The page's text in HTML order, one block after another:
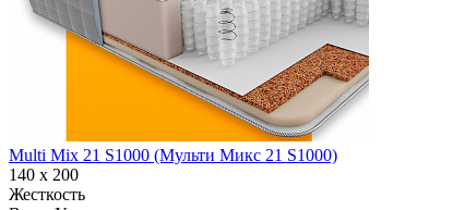
Multi Mix 21 S1000 (Мульти Микс 21 S1000)
140 х 200
Жесткость